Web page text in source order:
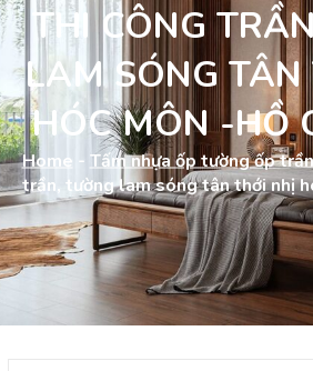
THI CÔNG
LAM SÓNG
HÓC MÔN -HỒ
Home - Tấm nhựa ốp tường ốp
trần, tường lam sóng tân thới nhị